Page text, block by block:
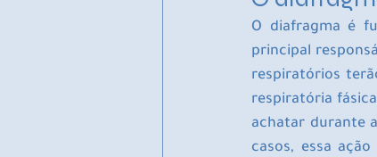
O diafragma é
principal
respiratórios
respiratória
achatar durante
casos, essa